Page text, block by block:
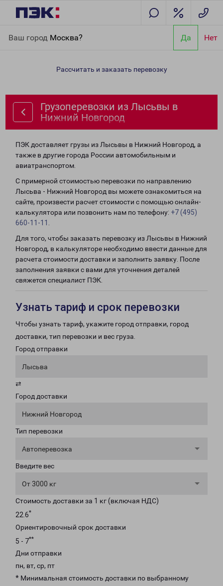
Ваш город Москва? Да Нет
Новгород
Рассчитать и заказать перевозку
Грузоперевозки из Лысьвы в
Нижний Новгород
ПЭК доставляет грузы из Лысьвы в Нижний Новгород, а
также в другие города России автомобильным и
авиатранспортом.
С примерной стоимостью перевозки по направлению
Лысьва - Нижний Новгород вы можете ознакомиться на
сайте, произвести расчет стоимости с помощью онлайн-
калькулятора или позвонить нам по телефону: +7 (495)
660-11-11
Для того, чтобы заказать перевозку из Лысьвы в Нижний
Новгород, в калькуляторе необходимо ввести данные для
расчета стоимости доставки и заполнить заявку. После
заполнения заявки с вами для уточнения деталей
свяжется специалист ПЭК.
Узнать тариф и срок перевозки
Чтобы узнать тариф, укажите город отправки, город
доставки, тип перевозки и вес груза.
Город отправки
Лысьва
⇄
Город доставки
Нижний Новгород
Тип перевозки
Автоперевозка
Введите вес
От 3000 кг
Стоимость доставки за 1 кг (включая НДС)
22.6*
Ориентировочный срок доставки
5 - 7**
Дни отправки
пн, вт, ср, пт
* Минимальная стоимость доставки по выбранному